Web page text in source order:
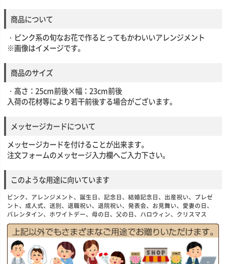
商品について
・ピンク系の旬なお花で作るとってもかわいいアレンジメント
※画像はイメージです。
商品のサイズ
・高さ：25cm前後×幅：23cm前後
入荷の花材等により若干前後する場合がございます。
メッセージカードについて
メッセージカードを付けることが出来ます。
注文フォームのメッセージ入力欄へご入力下さい。
このような用途に向いています
ピンク、アレンジメント、誕生日、記念日、結婚記念日、出産祝い、プレゼ
ント、成人式、送別、退職祝い、退院祝い、発表会、お見舞い、愛妻の日、
バレンタイン、ホワイトデー、母の日、父の日、ハロウィン、クリスマス